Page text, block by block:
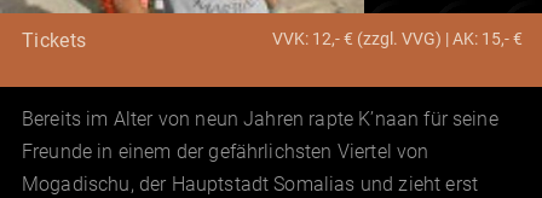
Tickets VVK: 12,- € (zzgl. VVG) | AK: 15,- €
Bereits im Alter von neun Jahren rapte K’naan für seine
Freunde in einem der gefährlichsten Viertel von
Mogadischu, der Hauptstadt Somalias und zieht erst